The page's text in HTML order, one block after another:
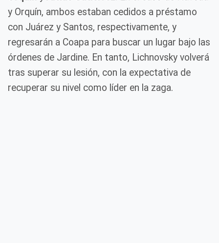
y Orquín, ambos estaban cedidos a préstamo
con Juárez y Santos, respectivamente, y
regresarán a Coapa para buscar un lugar bajo las
órdenes de Jardine. En tanto, Lichnovsky volverá
tras superar su lesión, con la expectativa de
recuperar su nivel como líder en la zaga.